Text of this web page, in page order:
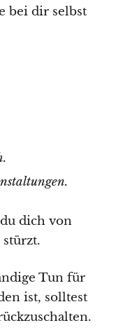
bei dir selbst
dich von
Tun für
ist, solltest